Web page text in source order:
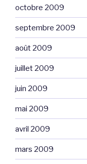
octobre 2009
septembre 2009
août 2009
juillet 2009
juin 2009
mai 2009
avril 2009
mars 2009